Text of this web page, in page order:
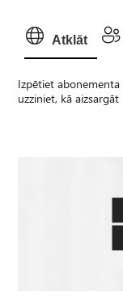
Atklāt
Izpētiet abonementa
uzziniet, kā